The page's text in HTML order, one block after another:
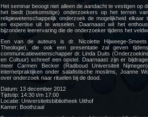
Het seminar beoogt niet alleen de aandacht te vestigen op
het biedt (toekomstige) onderzoekers op het terrein
religiewetenschappelijk onderzoek de mogelijkheid elkaar
en expertise uit te wisselen. Daarnaast wil het
bijzondere leerervaring die de onderzoeker tijdens het
Een van de auteurs is dr. Nicolette Hijweege-Smeets
Theologie), die ook een presentatie zal geven
communicatiewetenschapper dr. Linda Duits
en Cultuur) schreef een opstel. Daarnaast zijn er
meer Carmen Becker (Radboud Universiteit
internetpraktijken onder salafistische moslims, Joanne
over onderzoek naar rituelen bij de dood.
Datum: 13 december 2012
Tijdstip: 14:30 t/m 17:00
Locatie: Universiteitsbibliotheek Uithof
Kamer: Boothzaal